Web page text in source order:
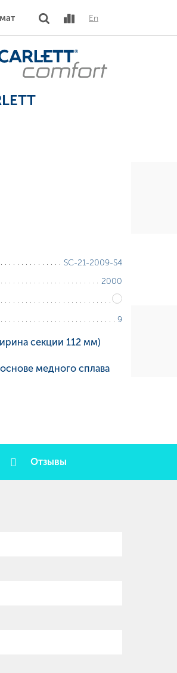
En
SC-21-2009-S4
2000
9
секции 112 мм)
медного сплава
Отзывы